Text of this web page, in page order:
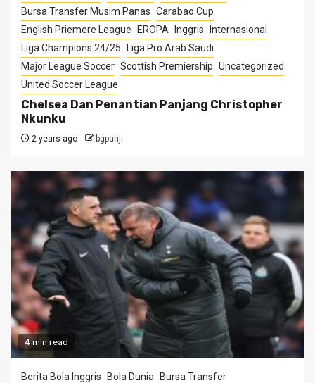
Bursa Transfer Musim Panas Carabao Cup
English Priemere League
EROPA Inggris
Internasional
Liga Champions 24/25
Liga Pro Arab Saudi
Major League Soccer Scottish Premiership Uncategorized
United Soccer League
Chelsea Dan Penantian Panjang Christopher
Nkunku
2 years ago bgpanji
4 min read
Berita Bola Inggris Bola Dunia
Bursa Transfer